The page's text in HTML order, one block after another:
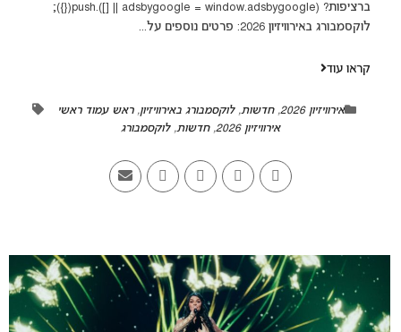
ברציפות? (adsbygoogle = window.adsbygoogle || []).push({});
לוקסמבורג באירוויזיון 2026: פרטים נוספים על...
קראו עוד
אירוויזיון 2026 ,חדשות,לוקסמבורג באירוויזיון,ראש עמוד ראשי
אירוויזיון 2026
,חדשות,לוקסמבורג